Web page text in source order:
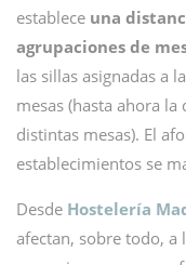
establece una
agrupaciones de
las sillas asignadas a
mesas (hasta ahora
distintas mesas). El
establecimientos se
Desde Hostelería
afectan, sobre todo, a